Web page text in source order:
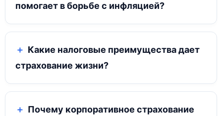
помогает в борьбе с инфляцией?
Какие налоговые преимущества дает
страхование жизни?
Почему корпоративное страхование